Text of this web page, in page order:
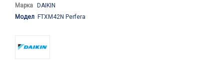
Марка DAIKIN
Модел FTXM42N Perfera